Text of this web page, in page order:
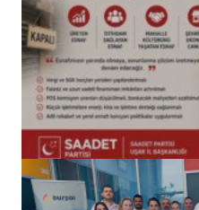
(başlıksız)
Alaattin Karahan tarafından 14/